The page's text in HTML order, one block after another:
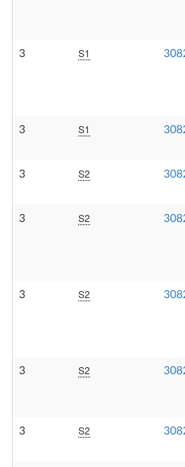
3 S1
3 S1
3 S2
3 S2
3 S2
3 S2
3 S2